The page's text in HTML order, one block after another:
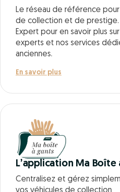
Le réseau de référence
de collection et de prestige.
Expert pour en savoir plus
experts et nos services
anciennes.
En savoir plus
L’application Ma Boîte
Centralisez et gérez